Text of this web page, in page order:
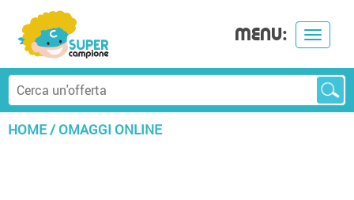
Toggle
MENU:
HOME/OMAGGI ONLINE